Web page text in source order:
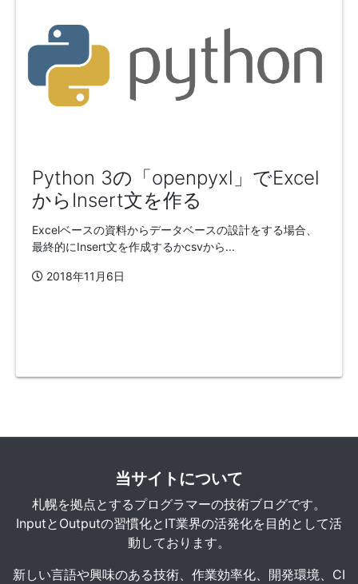
Python 3の「openpyxl」でExcel
からInsert文を作る
Excelベースの資料からデータベースの設計をする場合、
最終的にInsert文を作成するかcsvから...
2018年11月6日
当サイトについて
札幌を拠点とするプログラマーの技術ブログです。
InputとOutputの習慣化とIT業界の活発化を目的として活
動しております。
新しい言語や興味のある技術、作業効率化、開発環境、CI